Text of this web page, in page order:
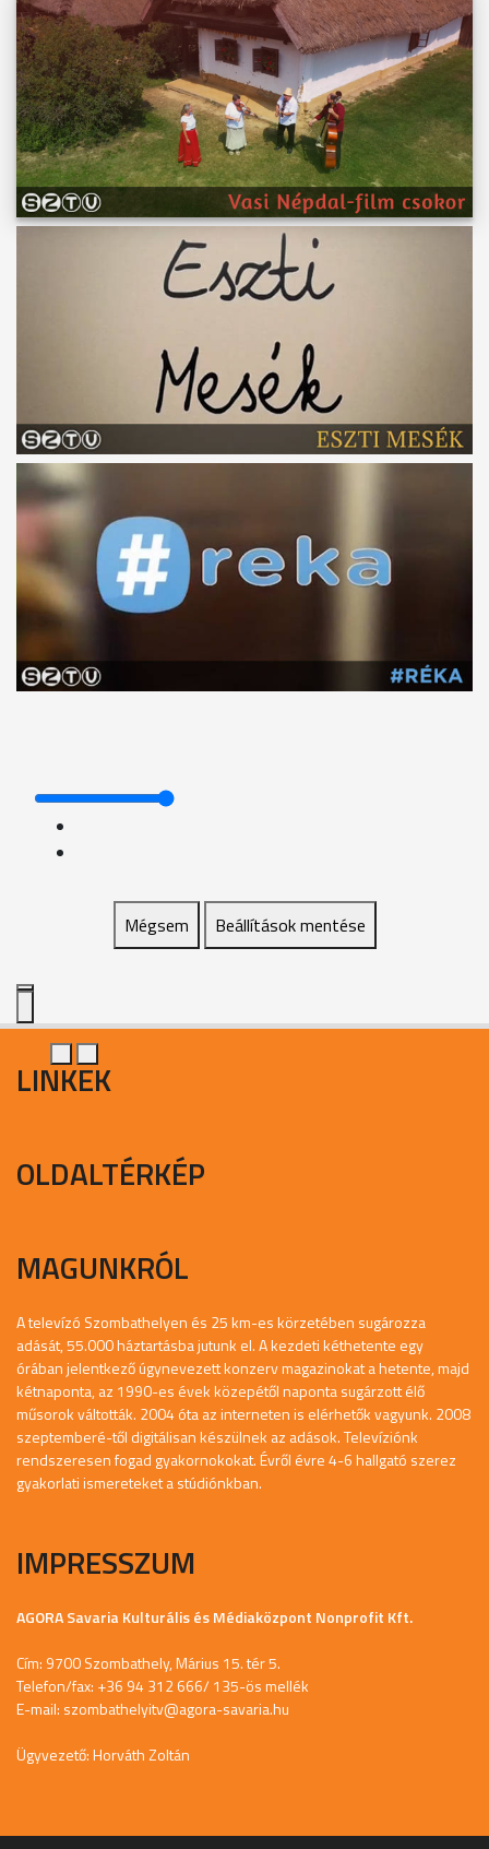
Mégsem Beállítások mentése
LINKEK
OLDALTÉRKÉP
MAGUNKRÓL
A televízó Szombathelyen és 25 km-es körzetében sugározza
adását, 55.000 háztartásba jutunk el. A kezdeti kéthetente egy
órában jelentkező úgynevezett konzerv magazinokat a hetente, majd
kétnaponta, az 1990-es évek közepétől naponta sugárzott élő
műsorok váltották. 2004 óta az interneten is elérhetők vagyunk. 2008
szeptemberé-től digitálisan készülnek az adások. Televíziónk
rendszeresen fogad gyakornokokat. Évről évre 4-6 hallgató szerez
gyakorlati ismereteket a stúdiónkban.
IMPRESSZUM
AGORA Savaria Kulturális és Médiaközpont Nonprofit Kft.
Cím: 9700 Szombathely, Márius 15. tér 5.
Telefon/fax: +36 94 312 666/ 135-ös mellék
E-mail: szombathelyitv@agora-savaria.hu
Ügyvezető: Horváth Zoltán